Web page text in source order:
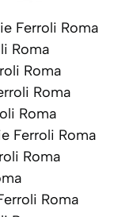
Ferroli Roma
Roma
Roma
Roma
Roma
Ferroli Roma
Roma
Roma